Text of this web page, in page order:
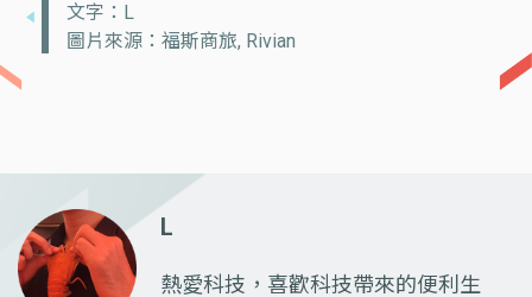
文字：L
圖片來源：福斯商旅, Rivian
L
熱愛科技，喜歡科技帶來的便利生